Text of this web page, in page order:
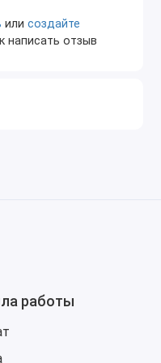
парком
с техникой Holmer.
поле. Поддержка
или создайте
написать отзыв
работы